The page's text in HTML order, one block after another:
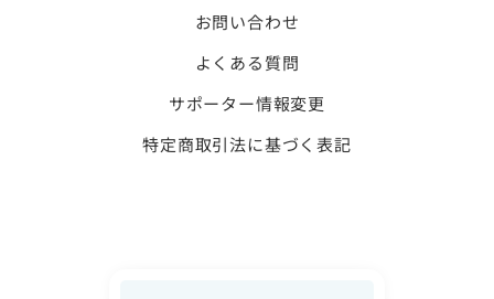
お問い合わせ
よくある質問
サポーター情報変更
特定商取引法に基づく表記